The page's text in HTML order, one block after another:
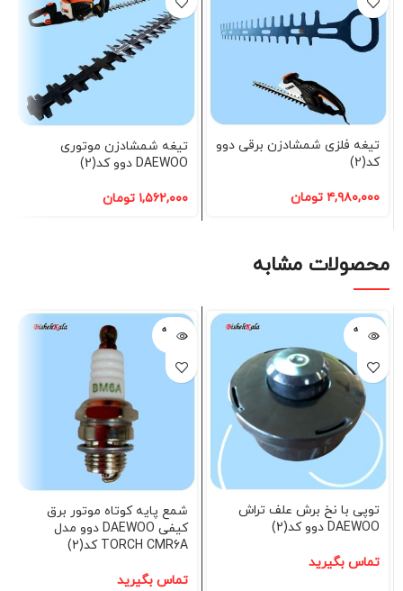
تیغه فلزی شمشادزن برقی دوو
کد(2)
۴,۹۸۰,۰۰۰ تومان
تیغه شمشادزن موتوری
DAEWOO دوو کد(2)
۱,۵۶۲,۰۰۰ تومان
محصولات مشابه
فروخته
شده
توپی با نخ برش علف تراش
DAEWOO دوو کد(2)
تماس بگیرید
فروخته
شده
شمع پایه کوتاه موتور برق
کیفی DAEWOO دوو مدل
TORCH CMR6A کد(2)
تماس بگیرید